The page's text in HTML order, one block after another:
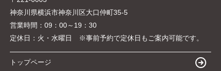
神奈川県横浜市神奈川区大口仲町35-5
営業時間： 09：00～19：30
定休日： 火・水曜日 ※事前予約で定休日もご案内可能です。
トップページ